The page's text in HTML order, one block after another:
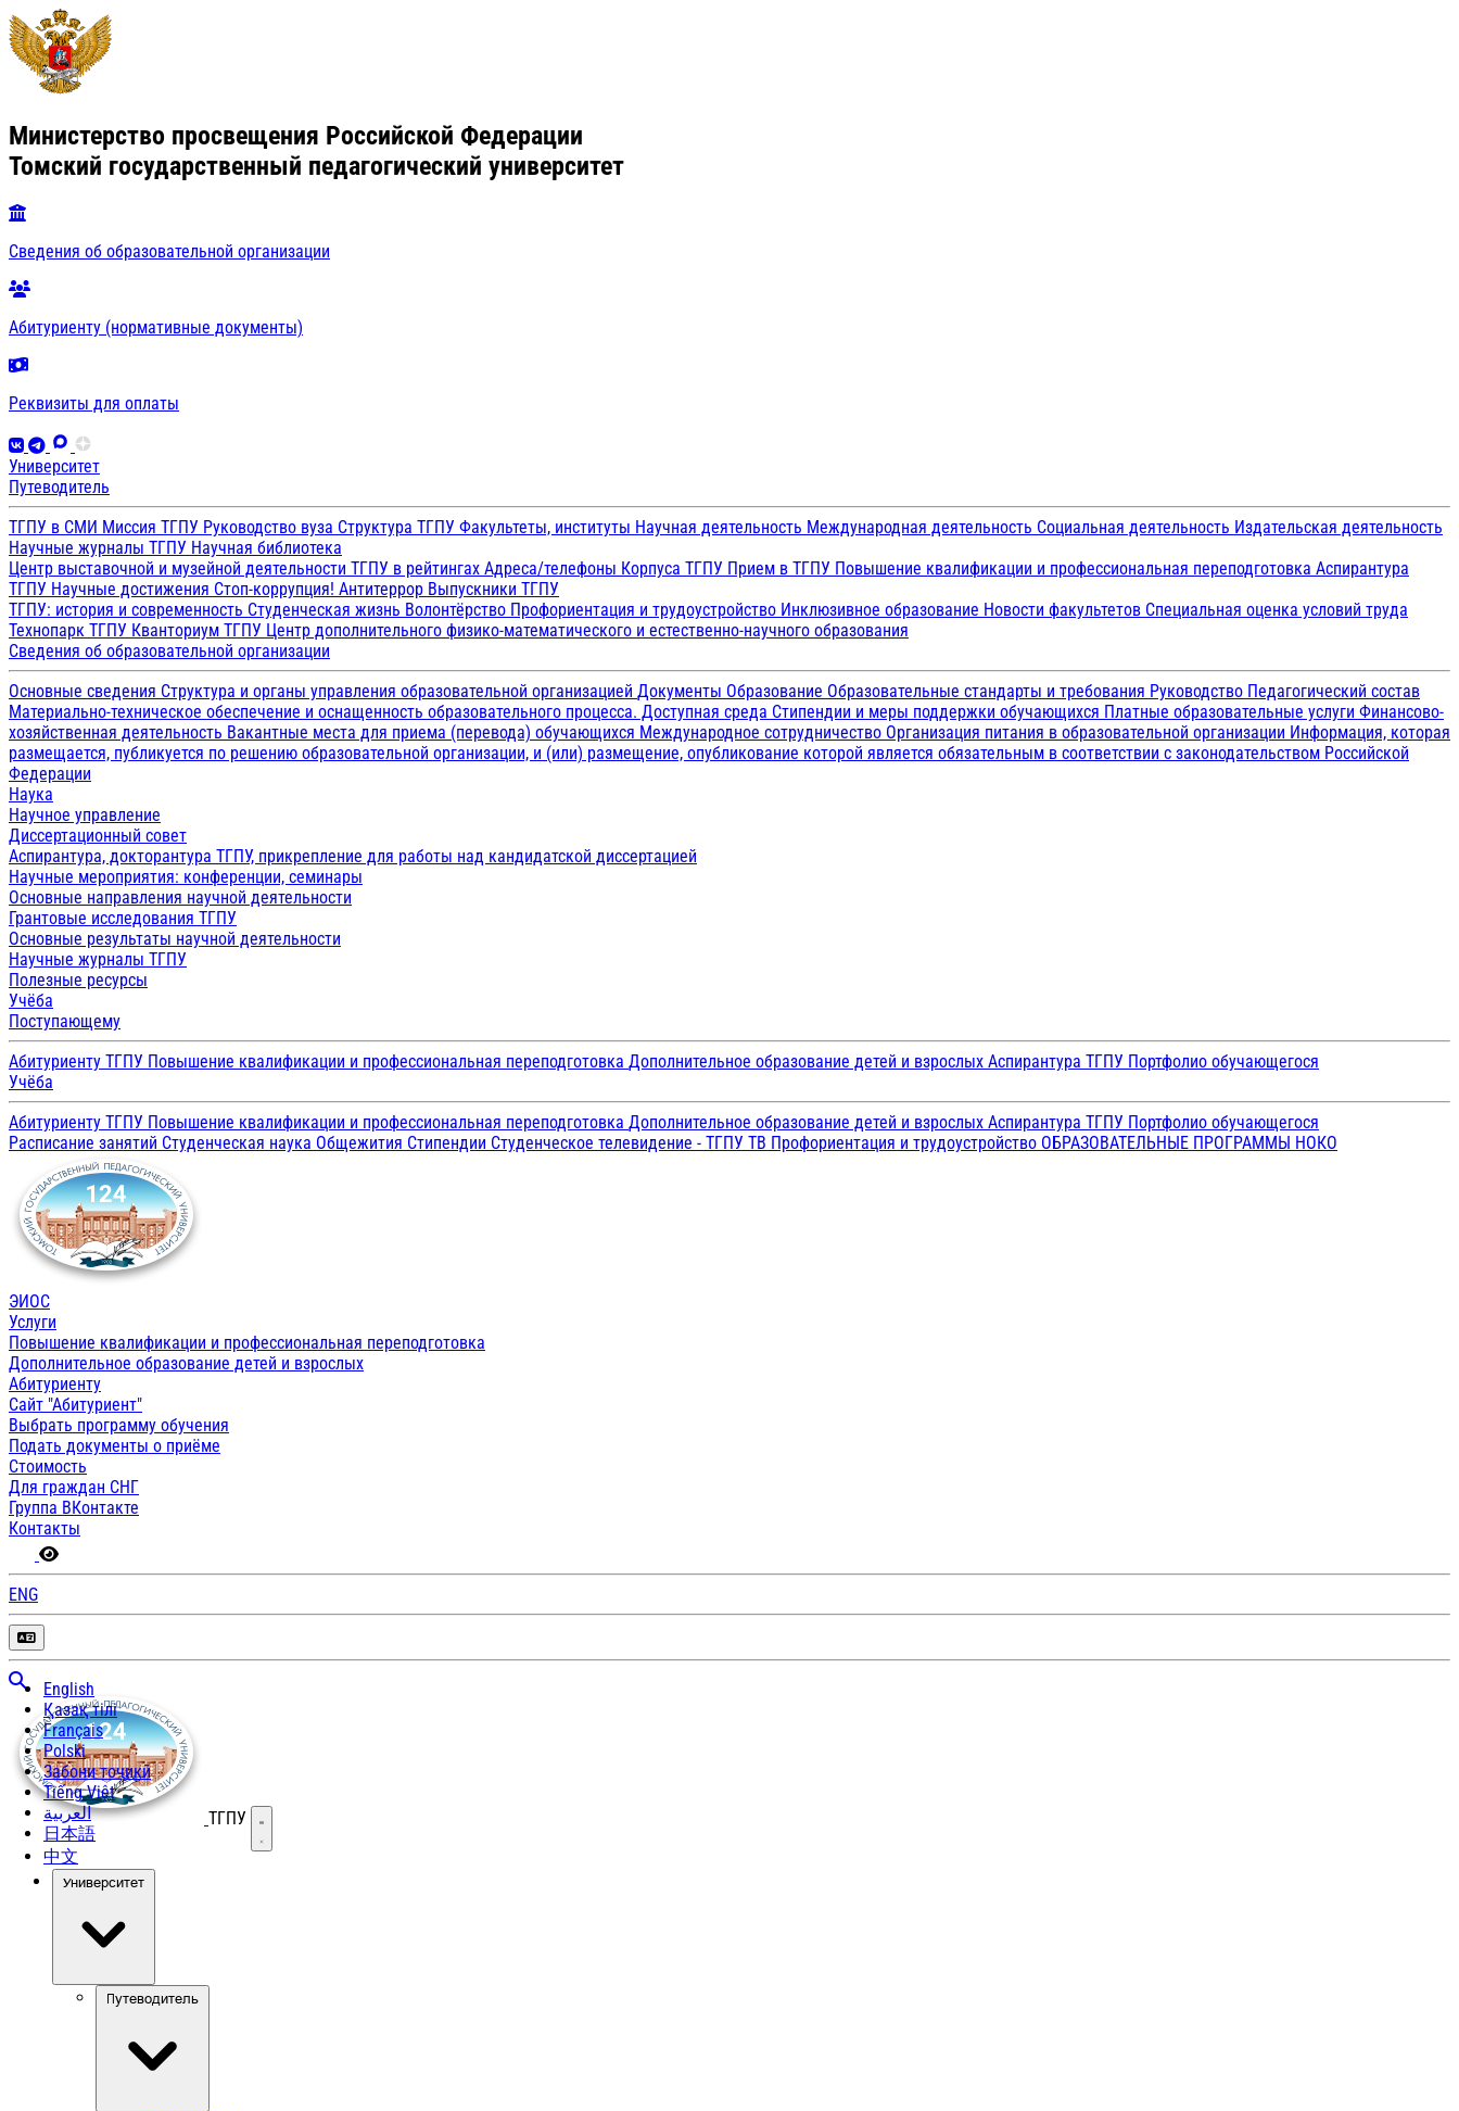
Министерство просвещения Российской Федерации
Томский государственный педагогический университет
Сведения об образовательной организации
Абитуриенту (нормативные документы)
Реквизиты для оплаты
Университет
Путеводитель
ТГПУ в СМИ Миссия ТГПУ Руководство вуза Структура ТГПУ Факультеты, институты Научная деятельность Международная деятельность Социальная деятельность Издательская деятельность
Научные журналы ТГПУ Научная библиотека
Центр выставочной и музейной деятельности ТГПУ в рейтингах Адреса/телефоны Корпуса ТГПУ Прием в ТГПУ Повышение квалификации и профессиональная переподготовка Аспирантура
ТГПУ Научные достижения Стоп-коррупция! Антитеррор Выпускники ТГПУ
ТГПУ: история и современность Студенческая жизнь Волонтёрство Профориентация и трудоустройство Инклюзивное образование Новости факультетов Специальная оценка условий труда
Технопарк ТГПУ Кванториум ТГПУ Центр дополнительного физико-математического и естественно-научного образования
Сведения об образовательной организации
Основные сведения Структура и органы управления образовательной организацией Документы Образование Образовательные стандарты и требования Руководство Педагогический состав
Материально-техническое обеспечение и оснащенность образовательного процесса. Доступная среда Стипендии и меры поддержки обучающихся Платные образовательные услуги Финансово-
хозяйственная деятельность Вакантные места для приема (перевода) обучающихся Международное сотрудничество Организация питания в образовательной организации Информация, которая
размещается, публикуется по решению образовательной организации, и (или) размещение, опубликование которой является обязательным в соответствии с законодательством Российской
Федерации
Наука
Научное управление
Диссертационный совет
Аспирантура, докторантура ТГПУ, прикрепление для работы над кандидатской диссертацией
Научные мероприятия: конференции, семинары
Основные направления научной деятельности
Грантовые исследования ТГПУ
Основные результаты научной деятельности
Научные журналы ТГПУ
Полезные ресурсы
Учёба
Поступающему
Абитуриенту ТГПУ Повышение квалификации и профессиональная переподготовка Дополнительное образование детей и взрослых Аспирантура ТГПУ Портфолио обучающегося
Учёба
Абитуриенту ТГПУ Повышение квалификации и профессиональная переподготовка Дополнительное образование детей и взрослых Аспирантура ТГПУ Портфолио обучающегося
Расписание занятий Студенческая наука Общежития Стипендии Студенческое телевидение - ТГПУ ТВ Профориентация и трудоустройство ОБРАЗОВАТЕЛЬНЫЕ ПРОГРАММЫ НОКО
ЭИОС
Услуги
Повышение квалификации и профессиональная переподготовка
Дополнительное образование детей и взрослых
Абитуриенту
Сайт "Абитуриент"
Выбрать программу обучения
Подать документы о приёме
Стоимость
Для граждан СНГ
Группа ВКонтакте
Контакты
ENG
English
Қазақ тілі
Français
Polski
Забони тоҷикӣ
Tiếng Việt
العربية
日本語
中文
ТГПУ Открыть меню
Университет
Путеводитель